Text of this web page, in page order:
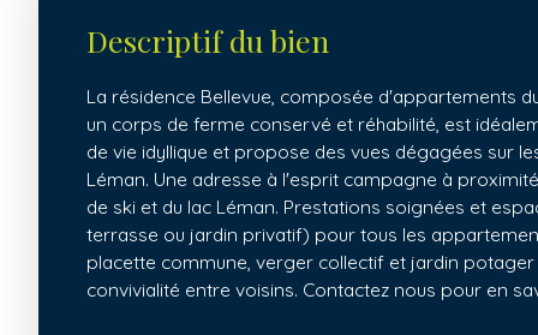
Descriptif du bien
La résidence Bellevue, composée d'appartements
un corps de ferme conservé et réhabilité, est
de vie idyllique et propose des vues dégagées sur
Léman. Une adresse à l'esprit campagne à
de ski et du lac Léman. Prestations soignées et
terrasse ou jardin privatif) pour tous les
placette commune, verger collectif et jardin
convivialité entre voisins. Contactez nous pour en